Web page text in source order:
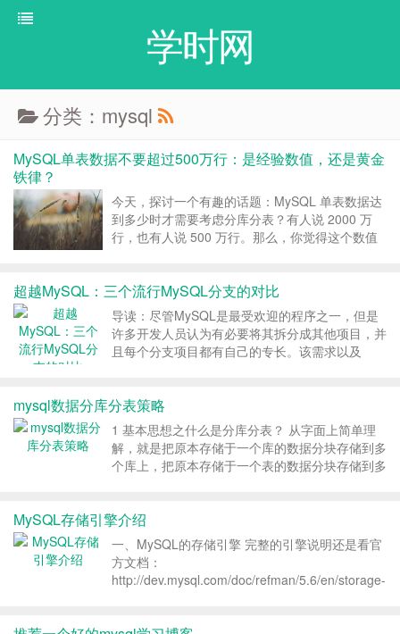
学时网
分类：mysql
MySQL单表数据不要超过500万行：是经验数值，还是黄金
铁律？
今天，探讨一个有趣的话题：MySQL 单表数据达
到多少时才需要考虑分库分表？有人说 2000 万
行，也有人说 500 万行。那么，你觉得这个数值
2000 万行，性能会明显下降。事实上...
超越MySQL：三个流行MySQL分支的对比
导读：尽管MySQL是最受欢迎的程序之一，但是
许多开发人员认为有必要将其拆分成其他项目，并
且每个分支项目都有自己的专长。该需求以及
人们关注的三个流行MySQL分支：Drizzle、Mar...
mysql数据分库分表策略
1 基本思想之什么是分库分表？ 从字面上简单理
解，就是把原本存储于一个库的数据分块存储到多
个库上，把原本存储于一个表的数据分块存储到多
的情况下，随着时间和业务的发展，库中的表会越
来越多，...
MySQL存储引擎介绍
一、MySQL的存储引擎 完整的引擎说明还是看官
方文档：
http://dev.mysql.com/doc/refman/5.6/en/storage-